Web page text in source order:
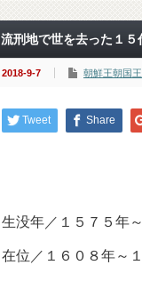
流刑地で世を去った１
2018-9-7 朝鮮王朝国
Tweet Share
生没年／１５７５年
在位／１６０８年～